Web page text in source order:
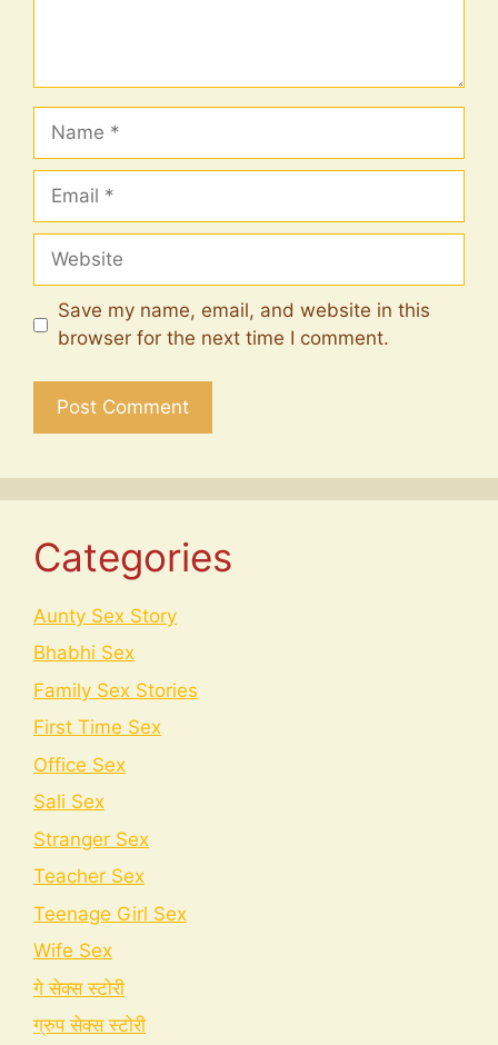
Name
Email
Website
Save my name, email, and website in this
browser for the next time I comment.
Categories
Aunty Sex Story
Bhabhi Sex
Family Sex Stories
First Time Sex
Office Sex
Sali Sex
Stranger Sex
Teacher Sex
Teenage Girl Sex
Wife Sex
गे सेक्स स्टोरी
ग्रुप सेक्स स्टोरी